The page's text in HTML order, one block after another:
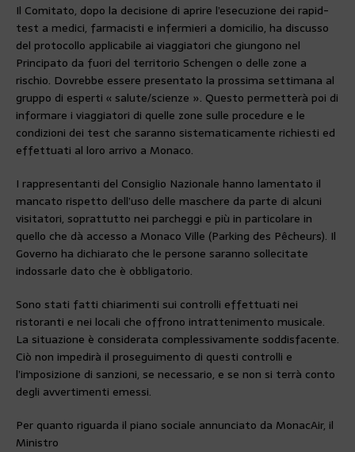
Il Comitato, dopo la decisione di aprire l’esecuzione dei rapid-
test a medici, farmacisti e infermieri a domicilio, ha discusso
del protocollo applicabile ai viaggiatori che giungono nel
Principato da fuori del territorio Schengen o delle zone a
rischio. Dovrebbe essere presentato la prossima settimana al
gruppo di esperti « salute/scienze ». Questo permetterà poi di
informare i viaggiatori di quelle zone sulle procedure e le
condizioni dei test che saranno sistematicamente richiesti ed
effettuati al loro arrivo a Monaco.
I rappresentanti del Consiglio Nazionale hanno lamentato il
mancato rispetto dell’uso delle maschere da parte di alcuni
visitatori, soprattutto nei parcheggi e più in particolare in
quello che dà accesso a Monaco Ville (Parking des Pêcheurs). Il
Governo ha dichiarato che le persone saranno sollecitate
indossarle dato che è obbligatorio.
Sono stati fatti chiarimenti sui controlli effettuati nei
ristoranti e nei locali che offrono intrattenimento musicale.
La situazione è considerata complessivamente soddisfacente.
Ciò non impedirà il proseguimento di questi controlli e
l’imposizione di sanzioni, se necessario, e se non si terrà conto
degli avvertimenti emessi.
Per quanto riguarda il piano sociale annunciato da MonacAir, il
Ministro